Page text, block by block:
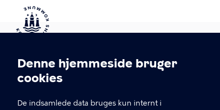
Cookieindstillinger
Denne hjemmeside bruger
cookies
De indsamlede data bruges kun internt i
Kontakt Københavns Kommune
T
fFind andre kontakter her